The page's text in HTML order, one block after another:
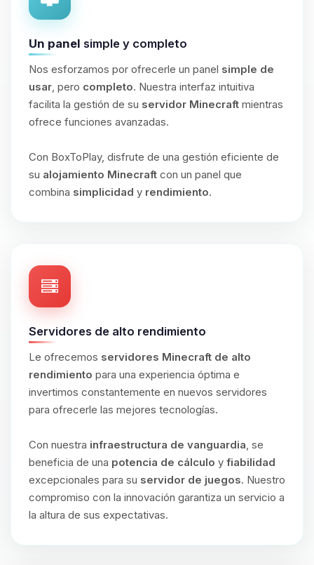
Un panel simple y completo
Nos esforzamos por ofrecerle un panel simple de
usar, pero completo. Nuestra interfaz intuitiva
facilita la gestión de su servidor Minecraft mientras
ofrece funciones avanzadas.
Con BoxToPlay, disfrute de una gestión eficiente de
su alojamiento Minecraft con un panel que
combina simplicidad y rendimiento.
Servidores de alto rendimiento
Le ofrecemos servidores Minecraft de alto
rendimiento para una experiencia óptima e
invertimos constantemente en nuevos servidores
para ofrecerle las mejores tecnologías.
Con nuestra infraestructura de vanguardia, se
beneficia de una potencia de cálculo y fiabilidad
excepcionales para su servidor de juegos. Nuestro
compromiso con la innovación garantiza un servicio a
la altura de sus expectativas.